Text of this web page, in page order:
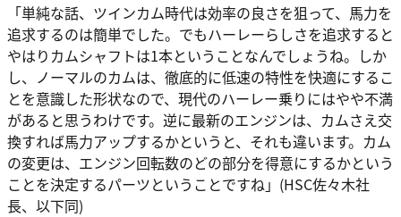
「単純な話、ツインカム時代は効率の良さを狙って、馬力を
追求するのは簡単でした。でもハーレーらしさを追求すると
やはりカムシャフトは1本ということなんでしょうね。しか
し、ノーマルのカムは、徹底的に低速の特性を快適にするこ
とを意識した形状なので、現代のハーレー乗りにはやや不満
があると思うわけです。逆に最新のエンジンは、カムさえ交
換すれば馬力アップするかというと、それも違います。カム
の変更は、エンジン回転数のどの部分を得意にするかという
ことを決定するパーツということですね」(HSC佐々木社
長、以下同)